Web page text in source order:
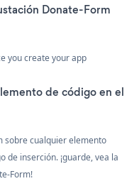
Donate-Form
you create your app
de código en el
sobre cualquier elemento
de inserción. ¡guarde, vea la
Form!